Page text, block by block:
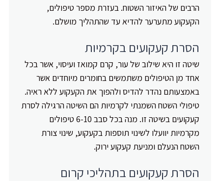
הרבים של האיזור השטוח. בעזרת מספר טיפולים,
הקעקוע מתערער להדיא עד שהתהליך מושלם.
הסרת קעקועים בקרמיות
שיטה זו היא שילוב של עור, קרם קמואז ועיסוי, אשר בכל
אחד מן הטיפולים משתמשים בחומרים מיוחדים אשר
באמצעותם נהדר להדיס ולהפוך את הקעקוע ללא ראיה.
טיפולי השטח השמנתי לקרמיות הם השיטה הרגילה לסרת
קעקועים בשיטה זו. מנה בכל סבב 6-10 טיפולים
מקרמיות יוועלו לשינוי תוספות בקעקוע, שינוי צורת
השטח הנעלם ומניעת קעקוע ירוק.
הסרת קעקועים בתהליכי קרום